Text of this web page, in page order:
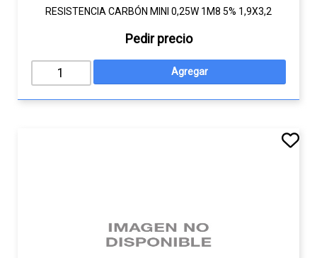
RESISTENCIA CARBÓN MINI 0,25W 1M8 5% 1,9X3,2
Pedir precio